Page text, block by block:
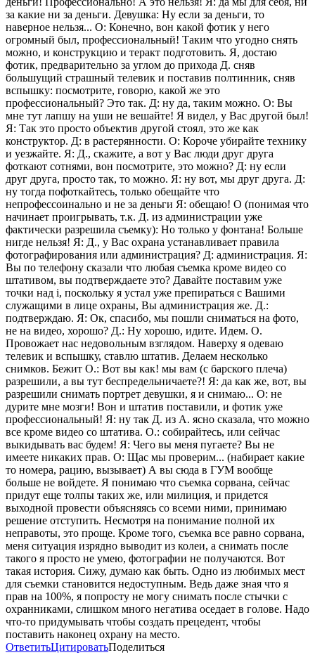
за какие ни за деньги. Девушка: Ну если за деньги, то
наверное нельзя... О: Конечно, вон какой фотик у него
огромный был, профессиональный! Таким что угодно снять
можно, и конструкцию и теракт подготовить. Я, достаю
фотик, предварительно за углом до прихода Д. сняв
большущий страшный телевик и поставив полтинник, сняв
вспышку: посмотрите, говорю, какой же это
профессиональный? Это так. Д: ну да, таким можно. О: Вы
мне тут лапшу на уши не вешайте! Я видел, у Вас другой был!
Я: Так это просто объектив другой стоял, это же как
конструктор. Д: в растерянности. О: Короче убирайте технику
и уезжайте. Я: Д., скажите, а вот у Вас люди друг друга
фоткают сотнями, вон посмотрите, это можно? Д: ну если
друг друга, просто так, то можно. Я: ну вот, мы друг друга. Д:
ну тогда пофоткайтесь, только обещайте что
непрофессоинально и не за деньги Я: обещаю! О (понимая что
начинает проигрывать, т.к. Д. из администрации уже
фактически разрешила съемку): Но только у фонтана! Больше
нигде нельзя! Я: Д., у Вас охрана устанавливает правила
фотографирования или администрация? Д: администрация. Я:
Вы по телефону сказали что любая съемка кроме видео со
штативом, вы подтверждаете это? Давайте поставим уже
точки над i, поскольку я устал уже препираться с Вашими
служащими в лице охраны, Вы администрация же. Д.:
подтверждаю. Я: Ок, спасибо, мы пошли сниматься на фото,
не на видео, хорошо? Д.: Ну хорошо, идите. Идем. О.
Провожает нас недовольным взглядом. Наверху я одеваю
телевик и вспышку, ставлю штатив. Делаем несколько
снимков. Бежит О.: Вот вы как! мы вам (с барского плеча)
разрешили, а вы тут беспредельничаете?! Я: да как же, вот, вы
разрешили снимать портрет девушки, я и снимаю... О: не
дурите мне мозги! Вон и штатив поставили, и фотик уже
профессиональный! Я: ну так Д. из А. ясно сказала, что можно
все кроме видео со штатива. О.: собирайтесь, или сейчас
выкидывать вас будем! Я: Чего вы меня пугаете? Вы не
имеете никаких прав. О: Щас мы проверим... (набирает какие
то номера, рацию, вызывает) А вы сюда в ГУМ вообще
больше не войдете. Я понимаю что съемка сорвана, сейчас
придут еще толпы таких же, или милиция, и придется
выходной провести объясняясь со всеми ними, принимаю
решение отступить. Несмотря на понимание полной их
неправоты, это проще. Кроме того, съемка все равно сорвана,
меня ситуация изрядно выводит из колеи, а снимать после
такого я просто не умею, фотографии не получаются. Вот
такая история. Сижу, думаю как быть. Одно из любимых мест
для съемки становится недоступным. Ведь даже зная что я
прав на 100%, я попросту не могу снимать после стычки с
охранниками, слишком много негатива оседает в голове. Надо
что-то придумывать чтобы создать прецедент, чтобы
поставить наконец охрану на место.
ОтветитьЦитироватьПоделиться